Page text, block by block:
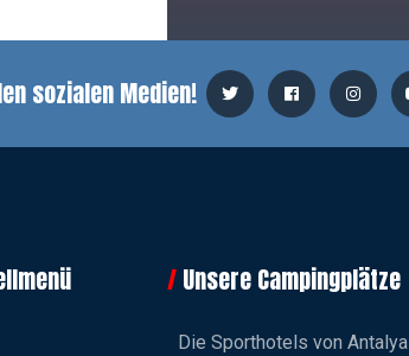
sozialen Medien!
Unsere Campingplätze
Die Sporthotels von Antalya